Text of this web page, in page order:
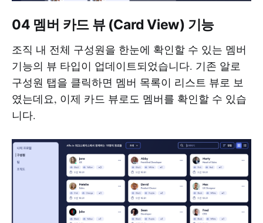
04 멤버 카드 뷰 (Card View) 기능
조직 내 전체 구성원을 한눈에 확인할 수 있는 멤버
기능의 뷰 타입이 업데이트되었습니다. 기존 알로
구성원 탭을 클릭하면 멤버 목록이 리스트 뷰로 보
였는데요, 이제 카드 뷰로도 멤버를 확인할 수 있습
니다.